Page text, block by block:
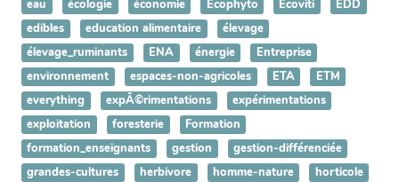
eau
écologie économie Ecophyto Ecoviti
EDD
edibles
education alimentaire
élevage
élevage_ruminants
ENA énergie
Entreprise
environnement
espaces-non-agricoles ETA
ETM
everything
expÃ©rimentations
expérimentations
exploitation
foresterie
Formation
formation_enseignants
gestion
gestion-différenciée
grandes-cultures
herbivore homme-nature
horticole